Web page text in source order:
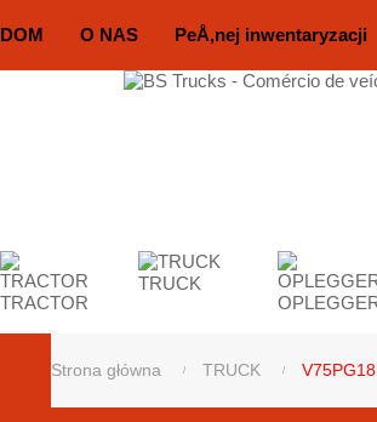
DOM O NAS PeÅ‚nej inwentaryzacji
TRACTOR
TRUCK
Strona główna TRUCK V75PG18